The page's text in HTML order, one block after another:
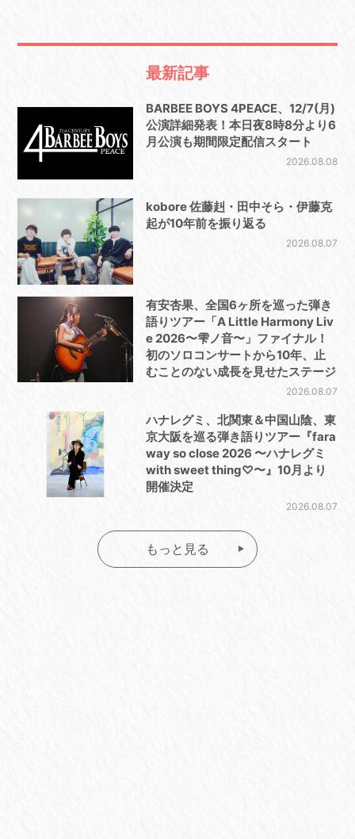
最新記事
BARBEE BOYS 4PEACE、12/7(月)
公演詳細発表！本日夜8時8分より6
月公演も期間限定配信スタート
2026.08.08
kobore 佐藤赳・田中そら・伊藤克
起が10年前を振り返る
2026.08.07
有安杏果、全国6ヶ所を巡った弾き
語りツアー「A Little Harmony Liv
e 2026〜雫ノ音〜」ファイナル！
初のソロコンサートから10年、止
むことのない成長を見せたステージ
2026.08.07
ハナレグミ、北関東＆中国山陰、東
京大阪を巡る弾き語りツアー『fara
way so close 2026 〜ハナレグミ
with sweet thing♡〜』10月より
開催決定
2026.08.07
もっと見る